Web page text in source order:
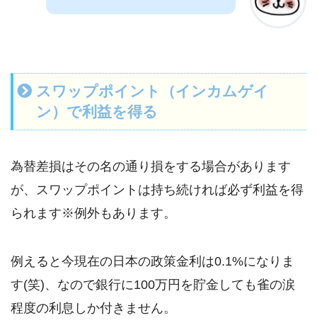
スワップポイント（インカムゲイ
ン）で利益を得る
為替差損はその名の通り損をする場合があります
が、スワップポイントは持ち続ければ必ず利益を得
られます※例外もあります。
例えると今現在の日本の政策金利は0.1%になりま
す(笑)、なので銀行に100万円を貯金しても雀の涙
程度の利息しか付きません。